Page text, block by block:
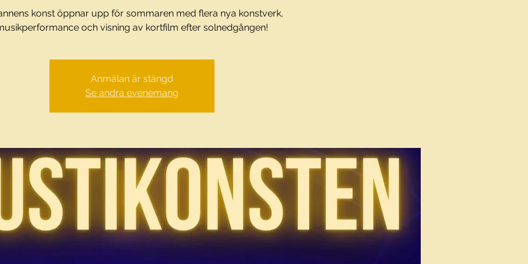
konst öppnar upp för sommaren med flera nya konstverk,
och visning av kortfilm efter solnedgången!
Anmälan är stängd
Se andra evenemang